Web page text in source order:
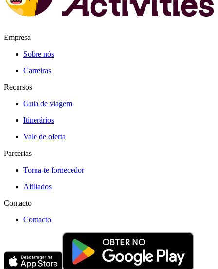
Empresa
Sobre nós
Carreiras
Recursos
Guia de viagem
Itinerários
Vale de oferta
Parcerias
Torna-te fornecedor
Afiliados
Contacto
Contacto